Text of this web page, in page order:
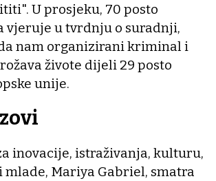
U prosjeku, 70 posto
vjeruje u tvrdnju o suradnji,
nam organizirani kriminal i
živote dijeli 29 posto
unije.
inovacije, istraživanja, kulturu,
mlade, Mariya Gabriel, smatra